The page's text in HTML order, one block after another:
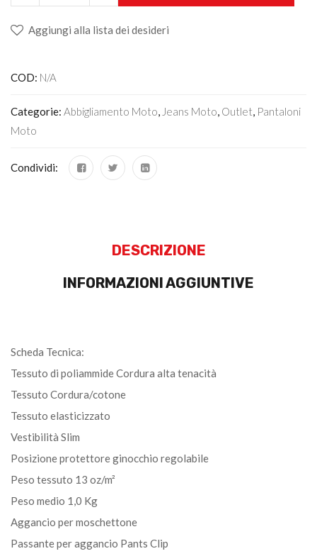
Aggiungi alla lista dei desideri
COD: N/A
Categorie: Abbigliamento Moto, Jeans Moto, Outlet, Pantaloni
Moto
Condividi:
DESCRIZIONE
INFORMAZIONI AGGIUNTIVE
Scheda Tecnica:
Tessuto di poliammide Cordura alta tenacità
Tessuto Cordura/cotone
Tessuto elasticizzato
Vestibilità Slim
Posizione protettore ginocchio regolabile
Peso tessuto 13 oz/m²
Peso medio 1,0 Kg
Aggancio per moschettone
Passante per aggancio Pants Clip